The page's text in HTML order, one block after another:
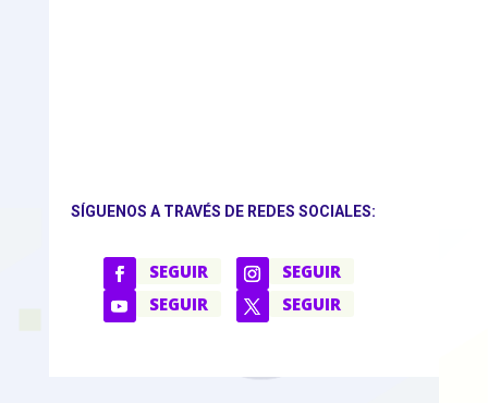
SÍGUENOS A TRAVÉS DE REDES SOCIALES:
SEGUIR
SEGUIR
SEGUIR
SEGUIR